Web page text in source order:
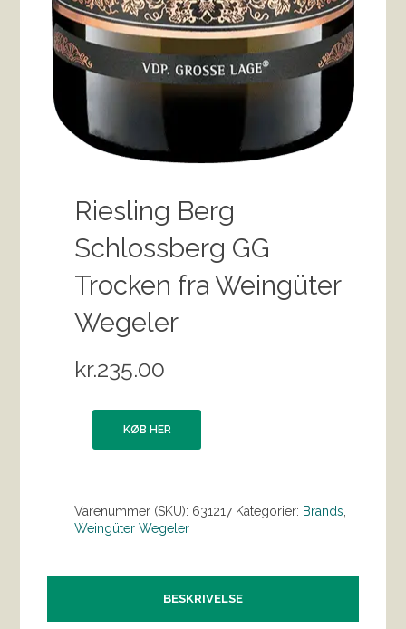
Riesling Berg
Schlossberg GG
Trocken fra Weingüter
Wegeler
kr.235.00
KØB HER
Varenummer (SKU): 631217 Kategorier: Brands,
Weingüter Wegeler
BESKRIVELSE